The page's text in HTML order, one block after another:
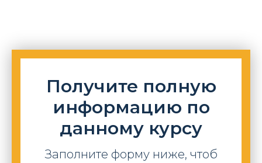
Получите полную
информацию по
данному курсу
Заполните форму ниже, чтоб